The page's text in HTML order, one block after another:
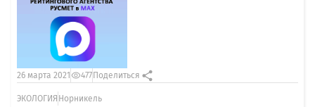
26 марта 2021 477 Поделиться
ЭКОЛОГИЯ Норникель